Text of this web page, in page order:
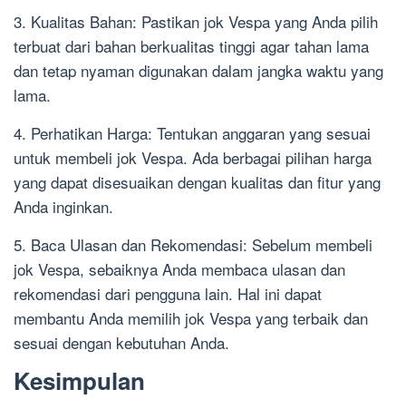
3. Kualitas Bahan: Pastikan jok Vespa yang Anda pilih
terbuat dari bahan berkualitas tinggi agar tahan lama
dan tetap nyaman digunakan dalam jangka waktu yang
lama.
4. Perhatikan Harga: Tentukan anggaran yang sesuai
untuk membeli jok Vespa. Ada berbagai pilihan harga
yang dapat disesuaikan dengan kualitas dan fitur yang
Anda inginkan.
5. Baca Ulasan dan Rekomendasi: Sebelum membeli
jok Vespa, sebaiknya Anda membaca ulasan dan
rekomendasi dari pengguna lain. Hal ini dapat
membantu Anda memilih jok Vespa yang terbaik dan
sesuai dengan kebutuhan Anda.
Kesimpulan